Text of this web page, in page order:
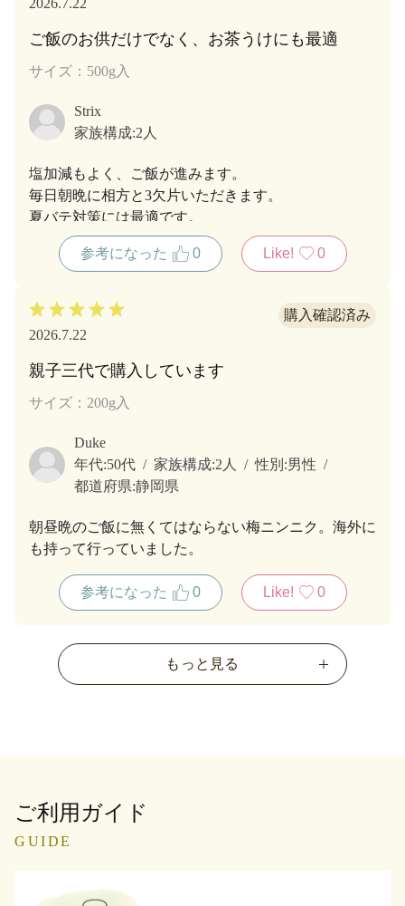
ご飯のお供だけでなく、お茶うけにも最適
サイズ：500g入
Strix
家族構成:2人
塩加減もよく、ご飯が進みます。
毎日朝晩に相方と3欠片いただきます。
夏バテ対策には最適です。
参考になった 0 Like! 0
2026.7.22
親子三代で購入しています
サイズ：200g入
Duke
年代:50代 家族構成:2人 性別:男性
都道府県:静岡県
朝昼晩のご飯に無くてはならない梅ニンニク。海外に
も持って行っていました。
参考になった 0 Like! 0
もっと見る
ご利用ガイド
GUIDE